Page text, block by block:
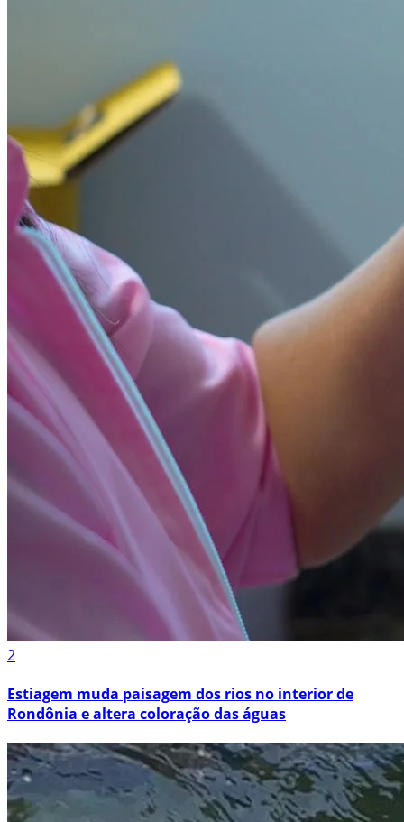
2
Estiagem muda paisagem dos rios no interior de
Rondônia e altera coloração das águas